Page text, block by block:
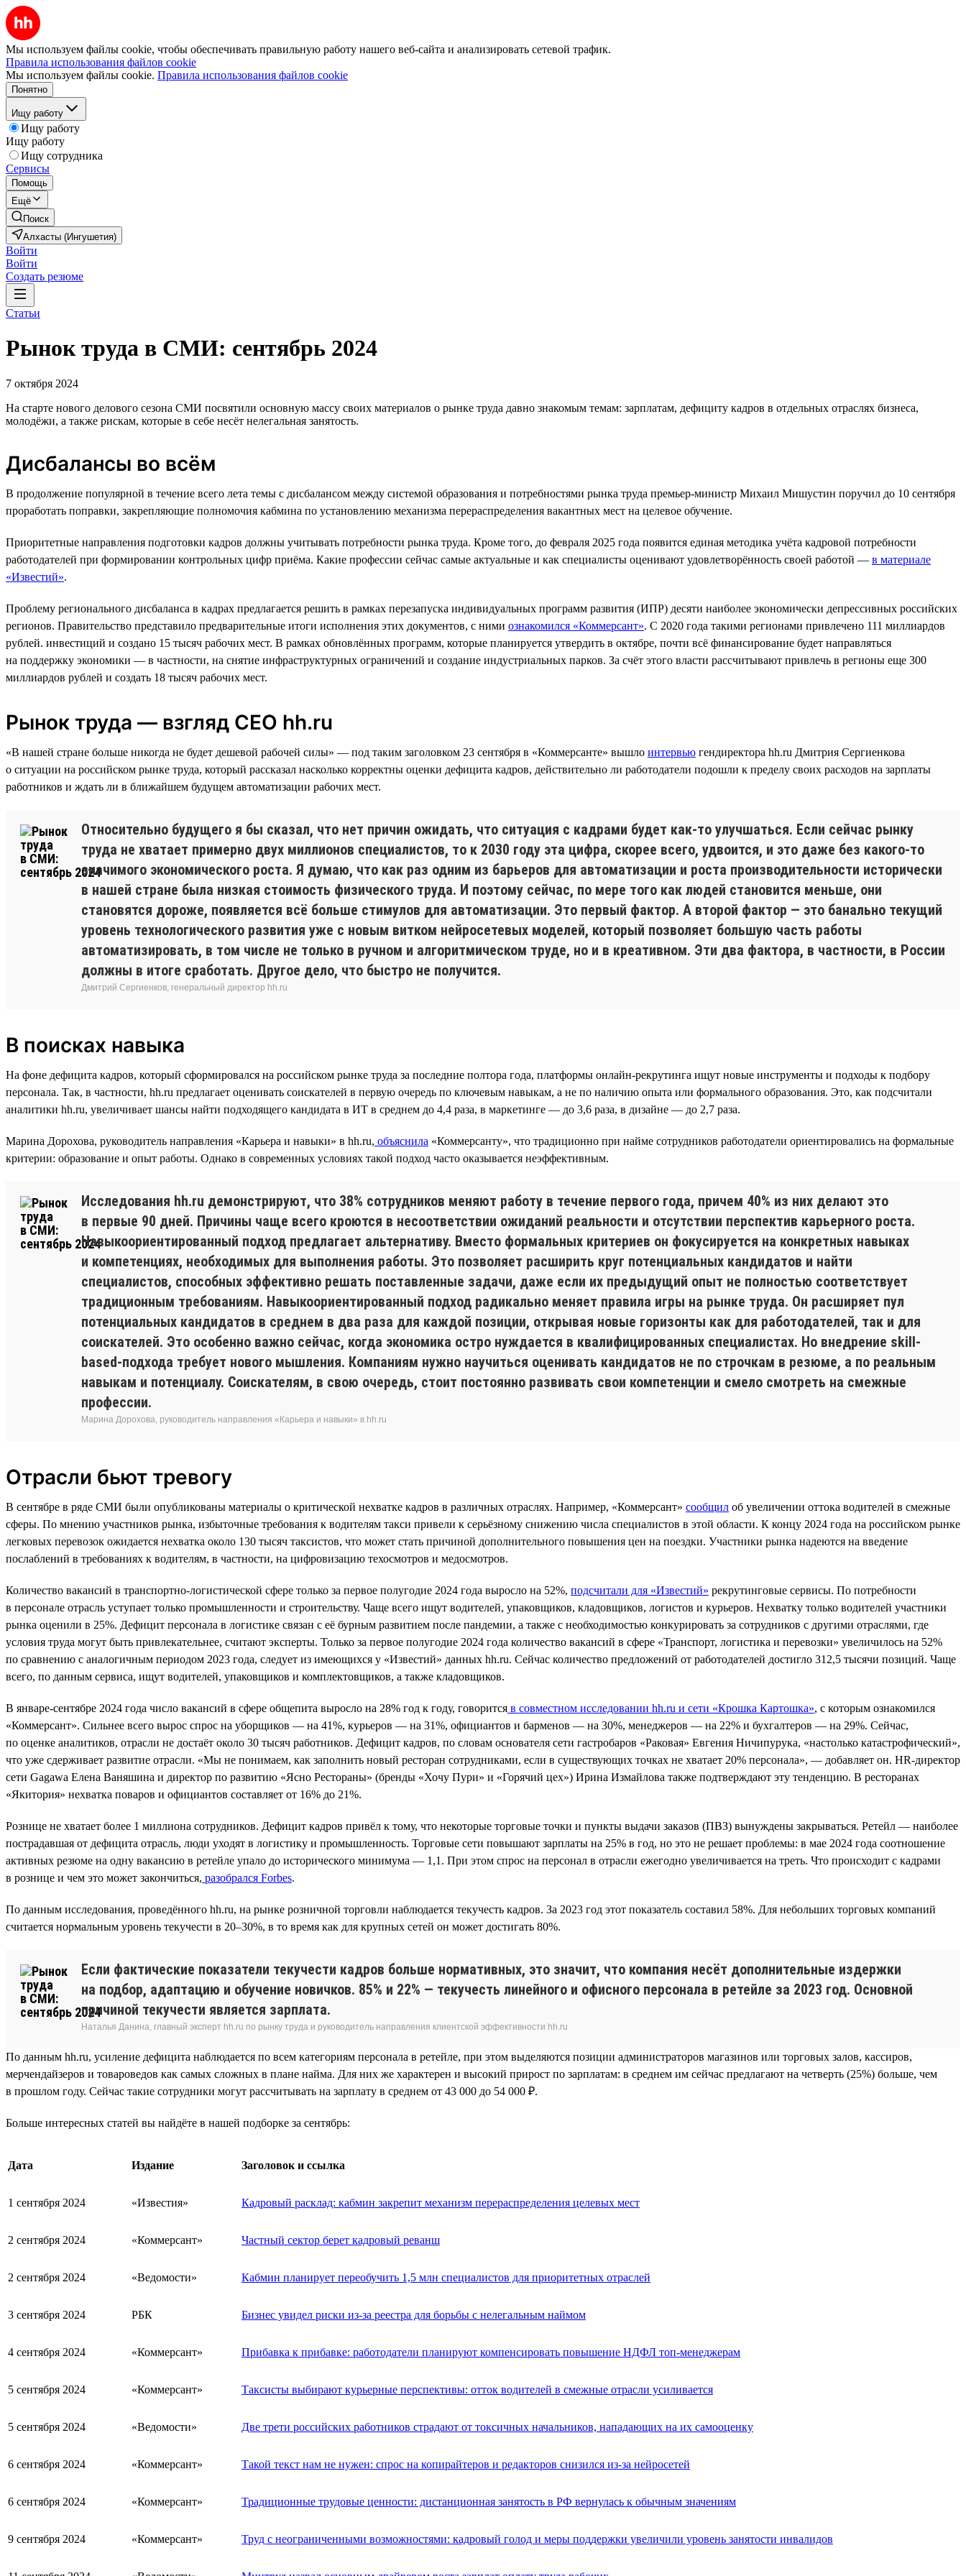
Мы используем файлы cookie, чтобы обеспечивать правильную работу нашего веб-сайта и анализировать сетевой трафик.
Правила использования файлов cookie
Мы используем файлы cookie. Правила использования файлов cookie
Понятно
Ищу работу
Ищу работу
Ищу работу
Ищу сотрудника
Сервисы
Помощь
Ещё
Поиск
Алхасты (Ингушетия)
Войти
Войти
Создать резюме
Статьи
Рынок труда в СМИ: сентябрь 2024
7 октября 2024
На старте нового делового сезона СМИ посвятили основную массу своих материалов о рынке труда давно знакомым темам: зарплатам, дефициту кадров в отдельных отраслях бизнеса,
молодёжи, а также рискам, которые в себе несёт нелегальная занятость.
Дисбалансы во всём
В продолжение популярной в течение всего лета темы с дисбалансом между системой образования и потребностями рынка труда премьер-министр Михаил Мишустин поручил до 10 сентября
проработать поправки, закрепляющие полномочия кабмина по установлению механизма перераспределения вакантных мест на целевое обучение.
Приоритетные направления подготовки кадров должны учитывать потребности рынка труда. Кроме того, до февраля 2025 года появится единая методика учёта кадровой потребности
работодателей при формировании контрольных цифр приёма. Какие профессии сейчас самые актуальные и как специалисты оценивают удовлетворённость своей работой — в материале
«Известий».
Проблему регионального дисбаланса в кадрах предлагается решить в рамках перезапуска индивидуальных программ развития (ИПР) десяти наиболее экономически депрессивных российских
регионов. Правительство представило предварительные итоги исполнения этих документов, с ними ознакомился «Коммерсант». С 2020 года такими регионами привлечено 111 миллиардов
рублей. инвестиций и создано 15 тысяч рабочих мест. В рамках обновлённых программ, которые планируется утвердить в октябре, почти всё финансирование будет направляться
на поддержку экономики — в частности, на снятие инфраструктурных ограничений и создание индустриальных парков. За счёт этого власти рассчитывают привлечь в регионы еще 300
миллиардов рублей и создать 18 тысяч рабочих мест.
Рынок труда — взгляд СЕО hh.ru
«В нашей стране больше никогда не будет дешевой рабочей силы» — под таким заголовком 23 сентября в «Коммерсанте» вышло интервью гендиректора hh.ru Дмитрия Сергиенкова
о ситуации на российском рынке труда, который рассказал насколько корректны оценки дефицита кадров, действительно ли работодатели подошли к пределу своих расходов на зарплаты
работников и ждать ли в ближайшем будущем автоматизации рабочих мест.
Относительно будущего я бы сказал, что нет причин ожидать, что ситуация с кадрами будет как-то улучшаться. Если сейчас рынку
труда не хватает примерно двух миллионов специалистов, то к 2030 году эта цифра, скорее всего, удвоится, и это даже без какого-то
значимого экономического роста. Я думаю, что как раз одним из барьеров для автоматизации и роста производительности исторически
в нашей стране была низкая стоимость физического труда. И поэтому сейчас, по мере того как людей становится меньше, они
становятся дороже, появляется всё больше стимулов для автоматизации. Это первый фактор. А второй фактор — это банально текущий
уровень технологического развития уже с новым витком нейросетевых моделей, который позволяет большую часть работы
автоматизировать, в том числе не только в ручном и алгоритмическом труде, но и в креативном. Эти два фактора, в частности, в России
должны в итоге сработать. Другое дело, что быстро не получится.
Дмитрий Сергиенков, генеральный директор hh.ru
В поисках навыка
На фоне дефицита кадров, который сформировался на российском рынке труда за последние полтора года, платформы онлайн-рекрутинга ищут новые инструменты и подходы к подбору
персонала. Так, в частности, hh.ru предлагает оценивать соискателей в первую очередь по ключевым навыкам, а не по наличию опыта или формального образования. Это, как подсчитали
аналитики hh.ru, увеличивает шансы найти подходящего кандидата в ИТ в среднем до 4,4 раза, в маркетинге — до 3,6 раза, в дизайне — до 2,7 раза.
Марина Дорохова, руководитель направления «Карьера и навыки» в hh.ru, объяснила «Коммерсанту», что традиционно при найме сотрудников работодатели ориентировались на формальные
критерии: образование и опыт работы. Однако в современных условиях такой подход часто оказывается неэффективным.
Исследования hh.ru демонстрируют, что 38% сотрудников меняют работу в течение первого года, причем 40% из них делают это
в первые 90 дней. Причины чаще всего кроются в несоответствии ожиданий реальности и отсутствии перспектив карьерного роста.
Навыкоориентированный подход предлагает альтернативу. Вместо формальных критериев он фокусируется на конкретных навыках
и компетенциях, необходимых для выполнения работы. Это позволяет расширить круг потенциальных кандидатов и найти
специалистов, способных эффективно решать поставленные задачи, даже если их предыдущий опыт не полностью соответствует
традиционным требованиям. Навыкоориентированный подход радикально меняет правила игры на рынке труда. Он расширяет пул
потенциальных кандидатов в среднем в два раза для каждой позиции, открывая новые горизонты как для работодателей, так и для
соискателей. Это особенно важно сейчас, когда экономика остро нуждается в квалифицированных специалистах. Но внедрение skill-
based-подхода требует нового мышления. Компаниям нужно научиться оценивать кандидатов не по строчкам в резюме, а по реальным
навыкам и потенциалу. Соискателям, в свою очередь, стоит постоянно развивать свои компетенции и смело смотреть на смежные
профессии.
Марина Дорохова, руководитель направления «Карьера и навыки» в hh.ru
Отрасли бьют тревогу
В сентябре в ряде СМИ были опубликованы материалы о критической нехватке кадров в различных отраслях. Например, «Коммерсант» сообщил об увеличении оттока водителей в смежные
сферы. По мнению участников рынка, избыточные требования к водителям такси привели к серьёзному снижению числа специалистов в этой области. К концу 2024 года на российском рынке
легковых перевозок ожидается нехватка около 130 тысяч таксистов, что может стать причиной дополнительного повышения цен на поездки. Участники рынка надеются на введение
послаблений в требованиях к водителям, в частности, на цифровизацию техосмотров и медосмотров.
Количество вакансий в транспортно-логистической сфере только за первое полугодие 2024 года выросло на 52%, подсчитали для «Известий» рекрутинговые сервисы. По потребности
в персонале отрасль уступает только промышленности и строительству. Чаще всего ищут водителей, упаковщиков, кладовщиков, логистов и курьеров. Нехватку только водителей участники
рынка оценили в 25%. Дефицит персонала в логистике связан с её бурным развитием после пандемии, а также с необходимостью конкурировать за сотрудников с другими отраслями, где
условия труда могут быть привлекательнее, считают эксперты. Только за первое полугодие 2024 года количество вакансий в сфере «Транспорт, логистика и перевозки» увеличилось на 52%
по сравнению с аналогичным периодом 2023 года, следует из имеющихся у «Известий» данных hh.ru. Сейчас количество предложений от работодателей достигло 312,5 тысячи позиций. Чаще
всего, по данным сервиса, ищут водителей, упаковщиков и комплектовщиков, а также кладовщиков.
В январе-сентябре 2024 года число вакансий в сфере общепита выросло на 28% год к году, говорится в совместном исследовании hh.ru и сети «Крошка Картошка», с которым ознакомился
«Коммерсант». Сильнее всего вырос спрос на уборщиков — на 41%, курьеров — на 31%, официантов и барменов — на 30%, менеджеров — на 22% и бухгалтеров — на 29%. Сейчас,
по оценке аналитиков, отрасли не достаёт около 30 тысяч работников. Дефицит кадров, по словам основателя сети гастробаров «Раковая» Евгения Ничипурука, «настолько катастрофический»,
что уже сдерживает развитие отрасли. «Мы не понимаем, как заполнить новый ресторан сотрудниками, если в существующих точках не хватает 20% персонала», — добавляет он. HR-директор
сети Gagawa Елена Ваняшина и директор по развитию «Ясно Рестораны» (бренды «Хочу Пури» и «Горячий цех») Ирина Измайлова также подтверждают эту тенденцию. В ресторанах
«Якитория» нехватка поваров и официантов составляет от 16% до 21%.
Рознице не хватает более 1 миллиона сотрудников. Дефицит кадров привёл к тому, что некоторые торговые точки и пункты выдачи заказов (ПВЗ) вынуждены закрываться. Ретейл — наиболее
пострадавшая от дефицита отрасль, люди уходят в логистику и промышленность. Торговые сети повышают зарплаты на 25% в год, но это не решает проблемы: в мае 2024 года соотношение
активных резюме на одну вакансию в ретейле упало до исторического минимума — 1,1. При этом спрос на персонал в отрасли ежегодно увеличивается на треть. Что происходит с кадрами
в рознице и чем это может закончиться, разобрался Forbes.
По данным исследования, проведённого hh.ru, на рынке розничной торговли наблюдается текучесть кадров. За 2023 год этот показатель составил 58%. Для небольших торговых компаний
считается нормальным уровень текучести в 20–30%, в то время как для крупных сетей он может достигать 80%.
Если фактические показатели текучести кадров больше нормативных, это значит, что компания несёт дополнительные издержки
на подбор, адаптацию и обучение новичков. 85% и 22% — текучесть линейного и офисного персонала в ретейле за 2023 год. Основной
причиной текучести является зарплата.
Наталья Данина, главный эксперт hh.ru по рынку труда и руководитель направления клиентской эффективности hh.ru
По данным hh.ru, усиление дефицита наблюдается по всем категориям персонала в ретейле, при этом выделяются позиции администраторов магазинов или торговых залов, кассиров,
мерчендайзеров и товароведов как самых сложных в плане найма. Для них же характерен и высокий прирост по зарплатам: в среднем им сейчас предлагают на четверть (25%) больше, чем
в прошлом году. Сейчас такие сотрудники могут рассчитывать на зарплату в среднем от 43 000 до 54 000 ₽.
Больше интересных статей вы найдёте в нашей подборке за сентябрь:
Дата Издание Заголовок и ссылка
1 сентября 2024 «Известия» Кадровый расклад: кабмин закрепит механизм перераспределения целевых мест
2 сентября 2024 «Коммерсант» Частный сектор берет кадровый реванш
2 сентября 2024 «Ведомости» Кабмин планирует переобучить 1,5 млн специалистов для приоритетных отраслей
3 сентября 2024 РБК Бизнес увидел риски из-за реестра для борьбы с нелегальным наймом
4 сентября 2024 «Коммерсант» Прибавка к прибавке: работодатели планируют компенсировать повышение НДФЛ топ-менеджерам
5 сентября 2024 «Коммерсант» Таксисты выбирают курьерные перспективы: отток водителей в смежные отрасли усиливается
5 сентября 2024 «Ведомости» Две трети российских работников страдают от токсичных начальников, нападающих на их самооценку
6 сентября 2024 «Коммерсант» Такой текст нам не нужен: спрос на копирайтеров и редакторов снизился из-за нейросетей
6 сентября 2024 «Коммерсант» Традиционные трудовые ценности: дистанционная занятость в РФ вернулась к обычным значениям
9 сентября 2024 «Коммерсант» Труд с неограниченными возможностями: кадровый голод и меры поддержки увеличили уровень занятости инвалидов